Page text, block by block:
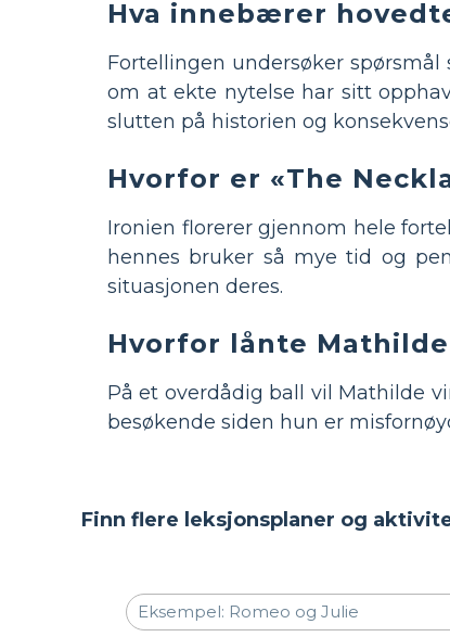
Hva innebærer
Fortellingen undersøker
om at ekte nytelse har sitt
slutten på historien og
Hvorfor er «The
Ironien florerer gjennom hele
hennes bruker så mye tid og
situasjonen deres.
Hvorfor lånte
På et overdådig ball vil Mathilde
besøkende siden hun er
Finn flere leksjonsplaner og